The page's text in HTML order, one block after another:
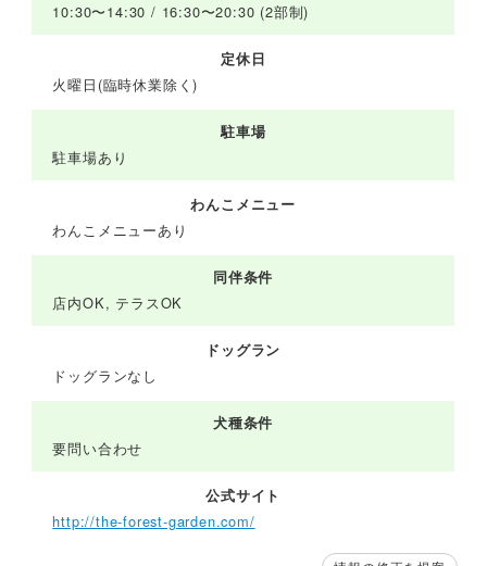
10:30〜14:30 / 16:30〜20:30 (2部制)
定休日
火曜日(臨時休業除く)
駐車場
駐車場あり
わんこメニュー
わんこメニューあり
同伴条件
店内OK, テラスOK
ドッグラン
ドッグランなし
犬種条件
要問い合わせ
公式サイト
http://the-forest-garden.com/